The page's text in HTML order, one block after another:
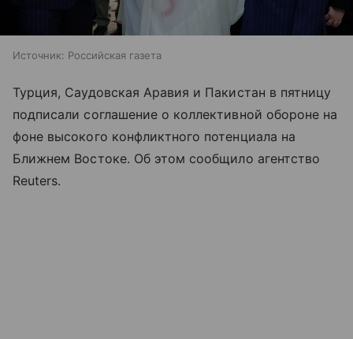
Источник: Российская газета
Турция, Саудовская Аравия и Пакистан в пятницу
подписали соглашение о коллективной обороне на
фоне высокого конфликтного потенциала на
Ближнем Востоке. Об этом сообщило агентство
Reuters.